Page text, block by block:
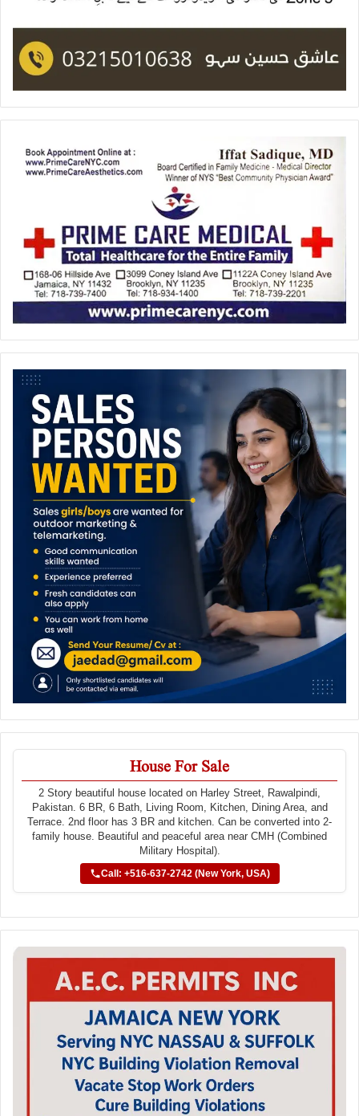
House For Sale
2 Story beautiful house located on Harley Street, Rawalpindi,
Pakistan. 6 BR, 6 Bath, Living Room, Kitchen, Dining Area, and
Terrace. 2nd floor has 3 BR and kitchen. Can be converted into 2-
family house. Beautiful and peaceful area near CMH (Combined
Military Hospital).
Call: +516-637-2742 (New York, USA)